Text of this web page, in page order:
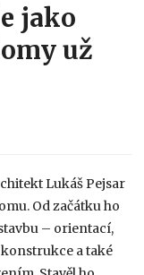
jako
už
Lukáš Pejsar
Od začátku ho
– orientací,
a také